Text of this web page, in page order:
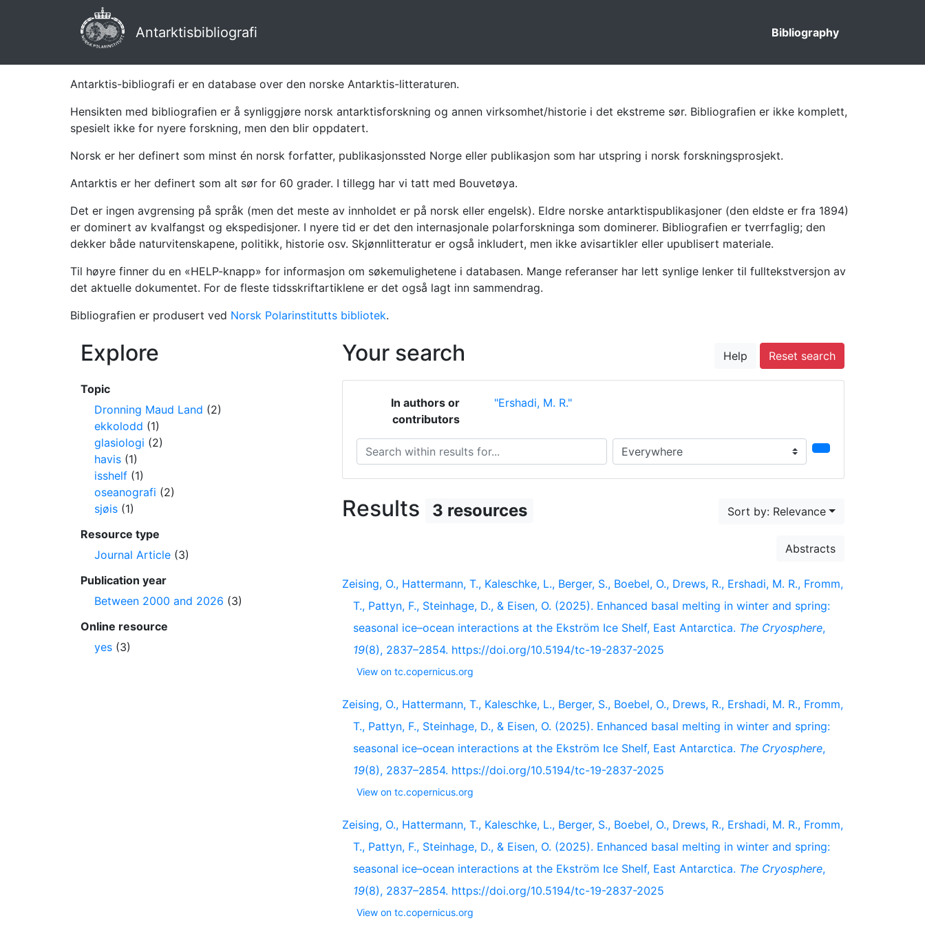
Antarktisbibliografi Bibliography
Antarktis-bibliografi er en database over den norske Antarktis-litteraturen.
Hensikten med bibliografien er å synliggjøre norsk antarktisforskning og annen virksomhet/historie i det ekstreme sør. Bibliografien er ikke komplett,
spesielt ikke for nyere forskning, men den blir oppdatert.
Norsk er her definert som minst én norsk forfatter, publikasjonssted Norge eller publikasjon som har utspring i norsk forskningsprosjekt.
Antarktis er her definert som alt sør for 60 grader. I tillegg har vi tatt med Bouvetøya.
Det er ingen avgrensing på språk (men det meste av innholdet er på norsk eller engelsk). Eldre norske antarktispublikasjoner (den eldste er fra 1894)
er dominert av kvalfangst og ekspedisjoner. I nyere tid er det den internasjonale polarforskninga som dominerer. Bibliografien er tverrfaglig; den
dekker både naturvitenskapene, politikk, historie osv. Skjønnlitteratur er også inkludert, men ikke avisartikler eller upublisert materiale.
Til høyre finner du en «HELP-knapp» for informasjon om søkemulighetene i databasen. Mange referanser har lett synlige lenker til fulltekstversjon av
det aktuelle dokumentet. For de fleste tidsskriftartiklene er det også lagt inn sammendrag.
Bibliografien er produsert ved Norsk Polarinstitutts bibliotek.
Your search Help Reset search
In authors or
contributors
"Ershadi, M. R."
Search within results for... Search in...
Results 3 resources Sort by: Relevance
Abstracts
Zeising, O., Hattermann, T., Kaleschke, L., Berger, S., Boebel, O., Drews, R., Ershadi, M. R., Fromm,
T., Pattyn, F., Steinhage, D., & Eisen, O. (2025). Enhanced basal melting in winter and spring:
seasonal ice–ocean interactions at the Ekström Ice Shelf, East Antarctica. The Cryosphere,
19(8), 2837–2854. https://doi.org/10.5194/tc-19-2837-2025
View on tc.copernicus.org
Zeising, O., Hattermann, T., Kaleschke, L., Berger, S., Boebel, O., Drews, R., Ershadi, M. R., Fromm,
T., Pattyn, F., Steinhage, D., & Eisen, O. (2025). Enhanced basal melting in winter and spring:
seasonal ice–ocean interactions at the Ekström Ice Shelf, East Antarctica. The Cryosphere,
19(8), 2837–2854. https://doi.org/10.5194/tc-19-2837-2025
View on tc.copernicus.org
Zeising, O., Hattermann, T., Kaleschke, L., Berger, S., Boebel, O., Drews, R., Ershadi, M. R., Fromm,
T., Pattyn, F., Steinhage, D., & Eisen, O. (2025). Enhanced basal melting in winter and spring:
seasonal ice–ocean interactions at the Ekström Ice Shelf, East Antarctica. The Cryosphere,
19(8), 2837–2854. https://doi.org/10.5194/tc-19-2837-2025
View on tc.copernicus.org
Explore
Topic
Dronning Maud Land (2)
ekkolodd (1)
glasiologi (2)
havis (1)
isshelf (1)
oseanografi (2)
sjøis (1)
Resource type
Journal Article (3)
Publication year
Between 2000 and 2026 (3)
Online resource
yes (3)